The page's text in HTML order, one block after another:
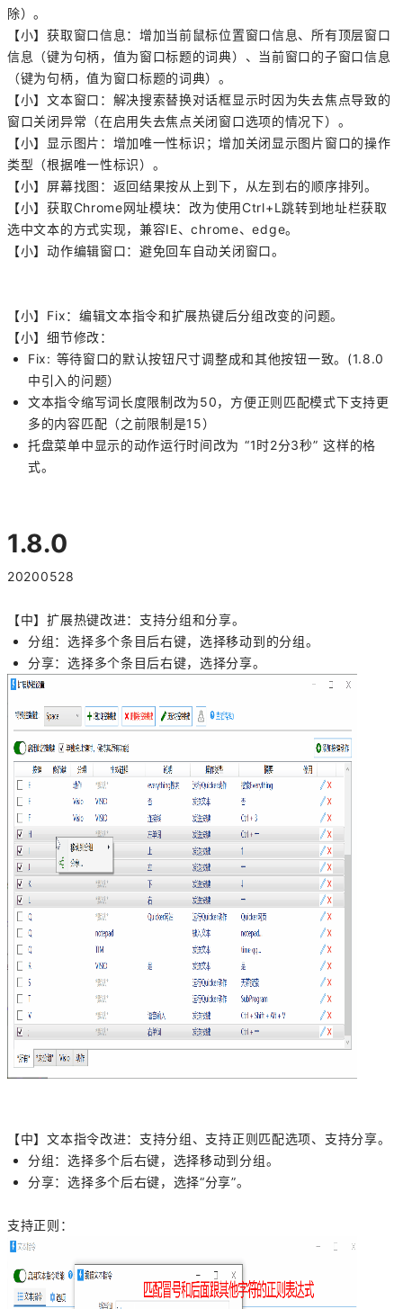
除）。
【小】获取窗口信息：增加当前鼠标位置窗口信息、所有顶层窗口
信息（键为句柄，值为窗口标题的词典）、当前窗口的子窗口信息
（键为句柄，值为窗口标题的词典）。
【小】文本窗口：解决搜索替换对话框显示时因为失去焦点导致的
窗口关闭异常（在启用失去焦点关闭窗口选项的情况下）。
【小】
显示图片：增加唯一性标识；增加关闭显示图片窗口的操作
类型（根据唯一性标识）。
【小】屏幕找图：返回结果按从上到下，从左到右的顺序排列。
【小】获取Chrome网址模块：改为使用Ctrl+L跳转到地址栏获取
选中文本的方式实现，兼容IE、chrome、edge。
【小】动作编辑窗口：避免回车自动关闭窗口。
【小】Fix：编辑文本指令和扩展热键后分组改变的问题。
【小】细节修改：
Fix: 等待窗口的默认按钮尺寸调整成和其他按钮一致。(1.8.0
中引入的问题）
文本指令缩写词长度限制改为50，方便正则匹配模式下支持更
多的内容匹配（之前限制是15）
托盘菜单中显示的动作运行时间改为 “1时2分3秒” 这样的格
式。
1.8.0
20200528
【中】扩展热键改进：支持分组和分享。
分组：选择多个条目后右键，选择移动到的分组。
分享：选择多个条目后右键，选择分享。
【中】文本指令改进：支持分组、支持正则匹配选项、支持分享。
分组：选择多个后右键，选择移动到分组。
分享：选择多个后右键，选择“分享”。
支持正则：